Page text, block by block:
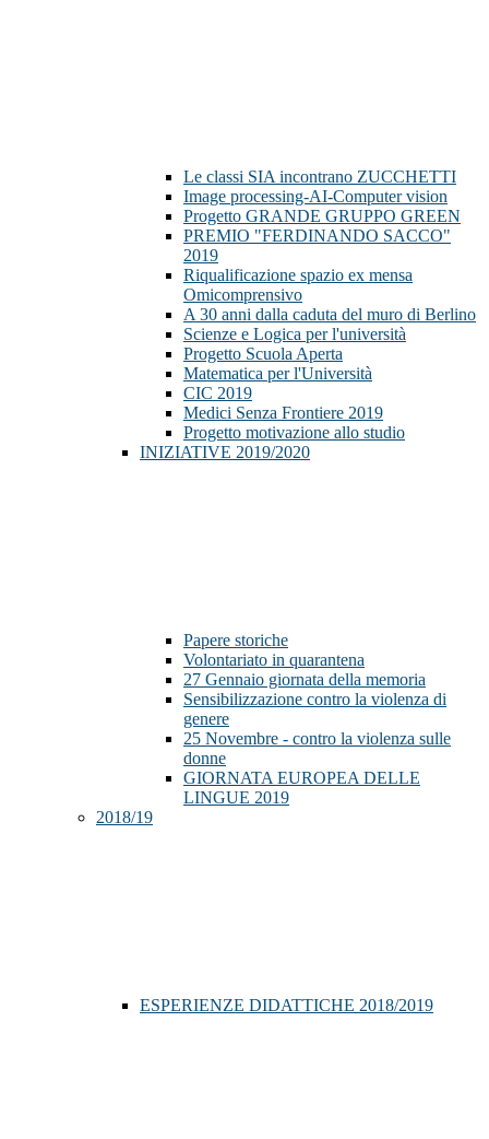
Le classi SIA incontrano ZUCCHETTI
Image processing-AI-Computer vision
Progetto GRANDE GRUPPO GREEN
PREMIO "FERDINANDO SACCO"
2019
Riqualificazione spazio ex mensa
Omicomprensivo
A 30 anni dalla caduta del muro di Berlino
Scienze e Logica per l'università
Progetto Scuola Aperta
Matematica per l'Università
CIC 2019
Medici Senza Frontiere 2019
Progetto motivazione allo studio
INIZIATIVE 2019/2020
Papere storiche
Volontariato in quarantena
27 Gennaio giornata della memoria
Sensibilizzazione contro la violenza di
genere
25 Novembre - contro la violenza sulle
donne
GIORNATA EUROPEA DELLE
LINGUE 2019
2018/19
ESPERIENZE DIDATTICHE 2018/2019